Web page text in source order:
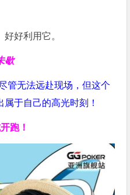
好利用它。
歇
管无法远赴现场，但这个
于自己的高光时刻！
跑！